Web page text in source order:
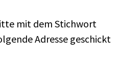
mit dem Stichwort
Adresse geschickt